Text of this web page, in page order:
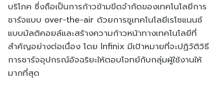
บริโภค ซึ่งถือเป็นการก้าวข้ามขีดจำกัดของเทคโนโลยีการ
ชาร์จแบบ over-the-air ด้วยการชูเทคโนโลยีเรโซแนนซ์
แบบมัลติคอยล์และสร้างความก้าวหน้าทางเทคโนโลยีที่
สำคัญอย่างต่อเนื่อง โดย Infinix มีเป้าหมายที่จะปฏิวัติวิธี
การชาร์จอุปกรณ์อัจฉริยะให้ตอบโจทย์กับกลุ่มผู้ใช้งานให้
มากที่สุด